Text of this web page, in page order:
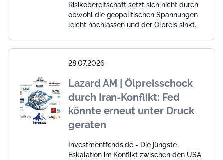
Risikobereitschaft setzt sich nicht durch,
obwohl die geopolitischen Spannungen
leicht nachlassen und der Ölpreis sinkt.
28.07.2026
Lazard AM | Ölpreisschock
durch Iran-Konflikt: Fed
könnte erneut unter Druck
geraten
Investmentfonds.de - Die jüngste
Eskalation im Konflikt zwischen den USA